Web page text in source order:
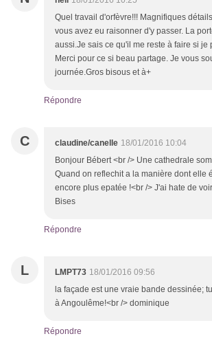
Quel travail d'orfèvre!!! Magnifiques
vous avez eu raisonner d'y passer. La
aussi.Je sais ce qu'il me reste à faire si je
Merci pour ce si beau partage. Je vous
journée.Gros bisous et à+
Répondre
C claudine/canelle 18/01/2016 10:04
Bonjour Bébert <br /> Une cathedrale
Quand on reflechit a la manière dont elle
encore plus epatée !<br /> J'ai hate de
Bises
Répondre
L LMPT73 18/01/2016 09:56
la façade est une vraie bande dessinée;
à Angoulême!<br /> dominique
Répondre